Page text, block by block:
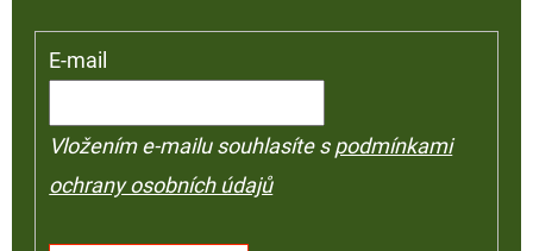
E-mail
Vložením e-mailu souhlasíte spodmínkami
ochrany osobních údajů